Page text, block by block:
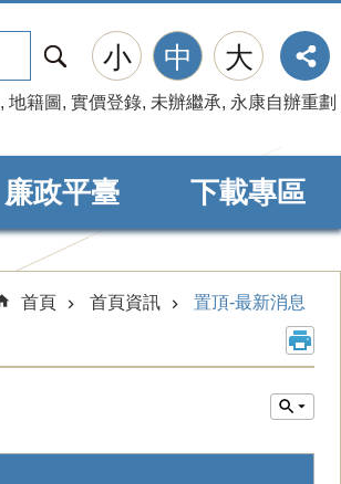
尋
地籍圖 實價登錄 未辦繼承 永康自辦重劃
小 中 大
廉政平臺 下載專區
首頁
首頁資訊 置頂-最新消息